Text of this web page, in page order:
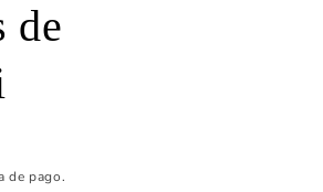
de
de pago.